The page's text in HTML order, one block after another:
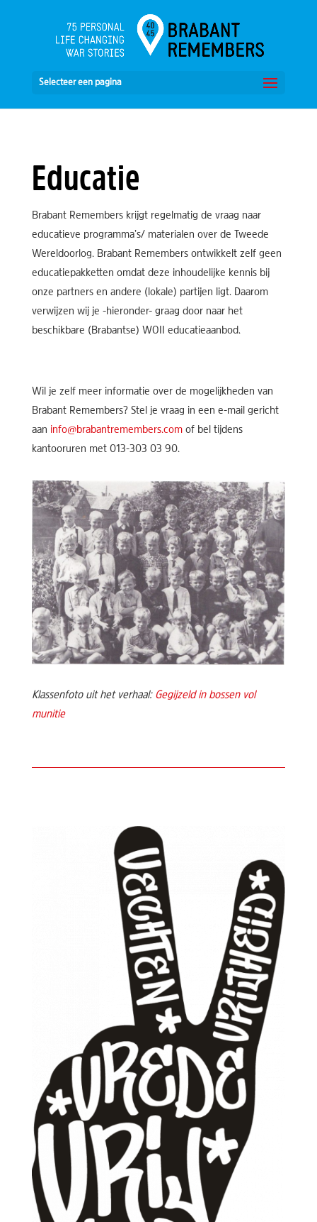
Selecteer een pagina
Educatie
Brabant Remembers krijgt regelmatig de vraag naar
educatieve programma’s/ materialen over de Tweede
Wereldoorlog. Brabant Remembers ontwikkelt zelf geen
educatiepakketten omdat deze inhoudelijke kennis bij
onze partners en andere (lokale) partijen ligt. Daarom
verwijzen wij je -hieronder- graag door naar het
beschikbare (Brabantse) WOII educatieaanbod.
Wil je zelf meer informatie over de mogelijkheden van
Brabant Remembers? Stel je vraag in een e-mail gericht
aan info@brabantremembers.comof bel tijdens
kantooruren met 013-303 03 90.
Klassenfoto uit het verhaal: Gegijzeld in bossen vol
munitie